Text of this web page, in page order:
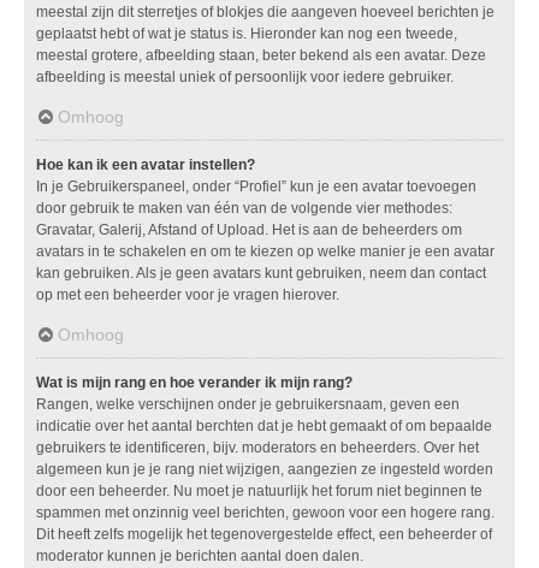
meestal zijn dit sterretjes of blokjes die aangeven hoeveel berichten je
geplaatst hebt of wat je status is. Hieronder kan nog een tweede,
meestal grotere, afbeelding staan, beter bekend als een avatar. Deze
afbeelding is meestal uniek of persoonlijk voor iedere gebruiker.
Omhoog
Hoe kan ik een avatar instellen?
In je Gebruikerspaneel, onder “Profiel” kun je een avatar toevoegen
door gebruik te maken van één van de volgende vier methodes:
Gravatar, Galerij, Afstand of Upload. Het is aan de beheerders om
avatars in te schakelen en om te kiezen op welke manier je een avatar
kan gebruiken. Als je geen avatars kunt gebruiken, neem dan contact
op met een beheerder voor je vragen hierover.
Omhoog
Wat is mijn rang en hoe verander ik mijn rang?
Rangen, welke verschijnen onder je gebruikersnaam, geven een
indicatie over het aantal berchten dat je hebt gemaakt of om bepaalde
gebruikers te identificeren, bijv. moderators en beheerders. Over het
algemeen kun je je rang niet wijzigen, aangezien ze ingesteld worden
door een beheerder. Nu moet je natuurlijk het forum niet beginnen te
spammen met onzinnig veel berichten, gewoon voor een hogere rang.
Dit heeft zelfs mogelijk het tegenovergestelde effect, een beheerder of
moderator kunnen je berichten aantal doen dalen.